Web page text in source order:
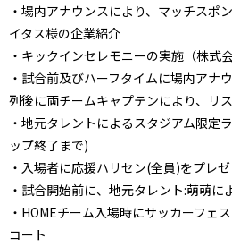
・場内アナウンスにより、マッチスポ
イタス様の企業紹介
・キックインセレモニーの実施（株式
・試合前及びハーフタイムに場内アナ
列後に両チームキャプテンにより、リ
・地元タレントによるスタジアム限定
ップ終了まで)
・入場者に応援ハリセン(全員)をプレ
・試合開始前に、地元タレント:萌萌に
・HOMEチーム入場時にサッカーフェ
コート